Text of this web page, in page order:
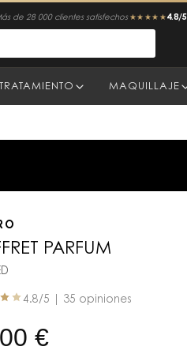
de 28 000 clientes satisfechos ★★★★★ 4.8/5
TRATAMIENTO MAQUILLAJE
PARFUM
4.8/5 | 35 opiniones
€